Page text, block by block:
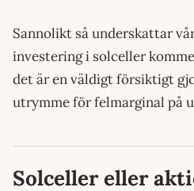
Sannolikt så underskattar
investering i solceller
det är en väldigt försiktigt
utrymme för felmarginal på
Solceller eller